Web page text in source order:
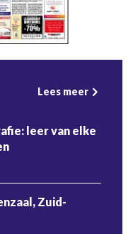
Lees meer
leer van elke
Zuid-